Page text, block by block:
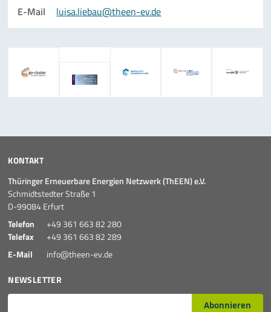
E-Mail
luisa.liebau@theen-ev.de
KONTAKT
Thüringer Erneuerbare Energien Netzwerk (ThEEN) e.V.
Schmidtstedter Straße 1
D-99084 Erfurt
Telefon
+49 361 663 82 280
Telefax
+49 361 663 82 289
E-Mail
info@theen-ev.de
NEWSLETTER
E-Mail* Abonnieren